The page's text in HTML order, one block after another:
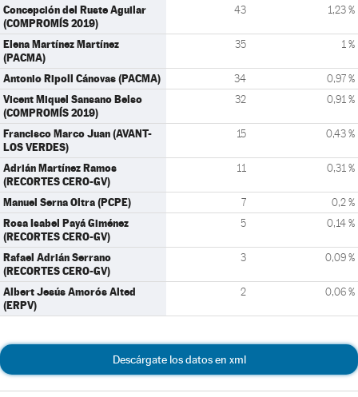
Concepción del Ruste Aguilar
(COMPROMÍS 2019)
43 1,23 %
Elena Martínez Martínez
(PACMA)
35 1 %
Antonio Ripoll Cánovas (PACMA) 34 0,97 %
Vicent Miquel Sansano Belso
(COMPROMÍS 2019)
32 0,91 %
Francisco Marco Juan (AVANT-
LOS VERDES)
15 0,43 %
Adrián Martínez Ramos
(RECORTES CERO-GV)
11 0,31 %
Manuel Serna Oltra (PCPE) 7 0,2 %
Rosa Isabel Payá Giménez
(RECORTES CERO-GV)
5 0,14 %
Rafael Adrián Serrano
(RECORTES CERO-GV)
3 0,09 %
Albert Jesús Amorós Alted
(ERPV)
2 0,06 %
Descárgate los datos en xml